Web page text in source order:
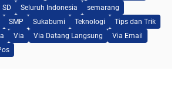
SD Seluruh Indonesia
semarang
SMP Sukabumi Teknologi
Tips dan Trik
Via Via Datang Langsung
Via Email